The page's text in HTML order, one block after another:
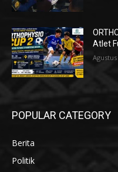
Atlet
POPULAR CATEGORY
Berita
Politik